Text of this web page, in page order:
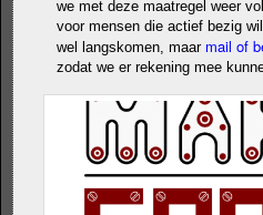
we met deze maatregel weer
voor mensen die actief bezig
wel langskomen, maar mail of
zodat we er rekening mee